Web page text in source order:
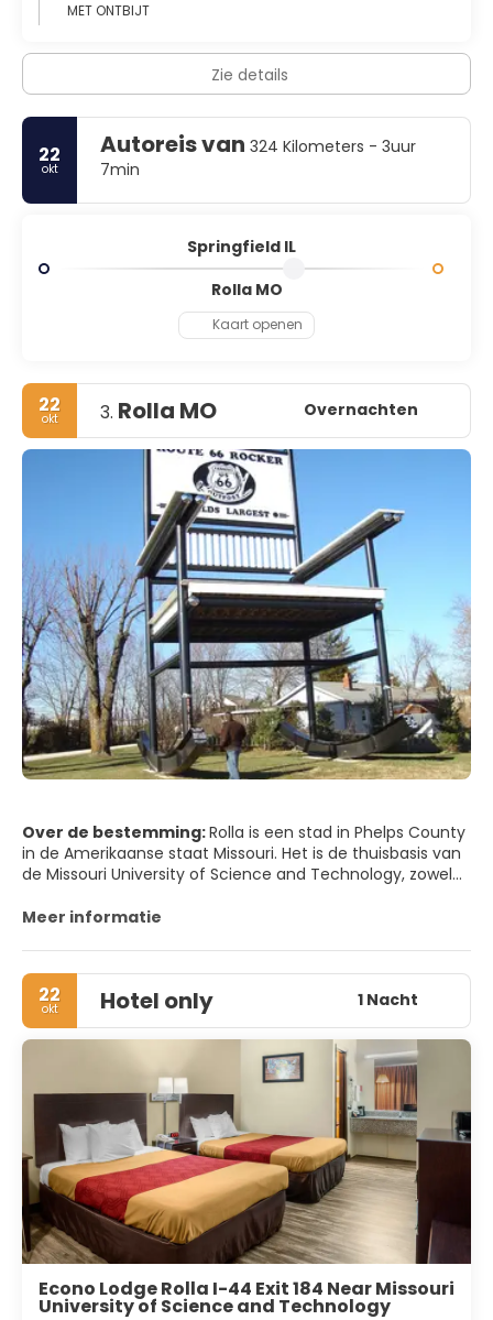
MET ONTBIJT
Zie details
22
okt
Autoreis van 324 Kilometers - 3uur
7min
Springfield IL
Rolla MO
Kaart openen
22
okt 3. Rolla MO Overnachten
Over de bestemming:Rolla is een stad in Phelps County
in de Amerikaanse staat Missouri. Het is de thuisbasis van
de Missouri University of Science and Technology, zowel
technische afdelingen en de afdeling informatica.
Het hoofdkantoor van het Mark Twain National Forest
bevindt zich in Rolla. Daarnaast maakt dit deel uit van het
Ozark Highlands American Viticultural Area, met
wijngaarden die oorspronkelijk zijn opgezet door Italiaanse
immigranten in het gebied.
Meer informatie
22
okt Hotel only 1 Nacht
Econo Lodge Rolla I-44 Exit 184 Near Missouri
University of Science and Technology